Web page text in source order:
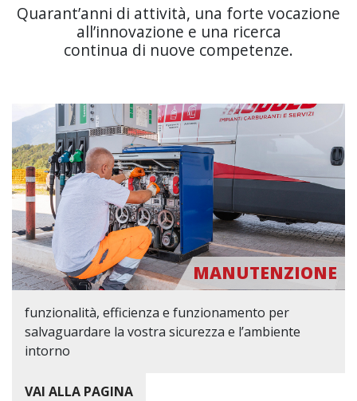
Quarant’anni di attività, una forte vocazione
all’innovazione e una ricerca
continua di nuove competenze.
MANUTENZIONE
funzionalità, efficienza e funzionamento per
salvaguardare la vostra sicurezza e l’ambiente
intorno
VAI ALLA PAGINA